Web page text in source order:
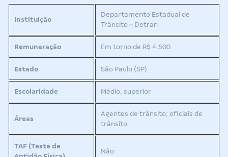
Instituição
Departamento Estadual de
Trânsito – Detran
Remuneração Em torno de R$ 4.500
Estado São Paulo (SP)
Escolaridade Médio, superior
Áreas
Agentes de trânsito; oficiais de
trânsito
TAF (Teste de
Não